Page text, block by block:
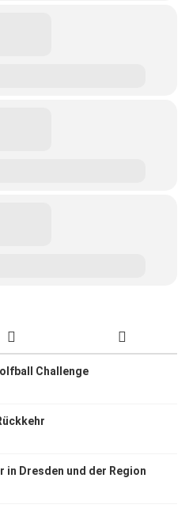
Challenge
in Dresden und der Region